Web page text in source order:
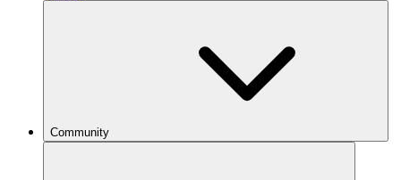
Community